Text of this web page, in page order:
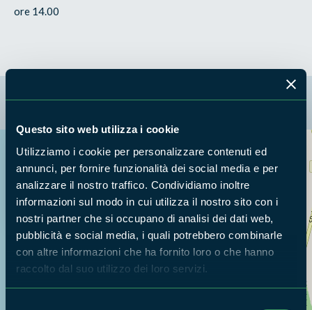
Questo sito web utilizza i cookie
Utilizziamo i cookie per personalizzare contenuti ed
annunci, per fornire funzionalità dei social media e per
analizzare il nostro traffico. Condividiamo inoltre
informazioni sul modo in cui utilizza il nostro sito con i
nostri partner che si occupano di analisi dei dati web,
pubblicità e social media, i quali potrebbero combinarle
con altre informazioni che ha fornito loro o che hanno
raccolto dal suo utilizzo dei loro servizi.
ore 14.00
La mappa di Parchilazio.it
Cerca nella mappa